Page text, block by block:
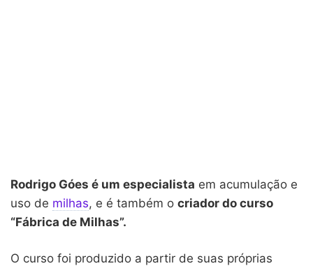
Rodrigo Góes é um especialista em acumulação e
uso de milhas, e é também o criador do curso
“Fábrica de Milhas”.
O curso foi produzido a partir de suas próprias